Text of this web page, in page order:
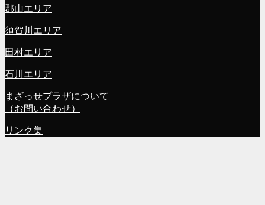
郡山エリア
須賀川エリア
田村エリア
石川エリア
まざっせプラザについて
（お問い合わせ）
リンク集